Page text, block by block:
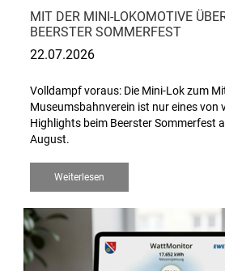
MIT DER MINI-LOKOMOTIVE
BEERSTER SOMMERFEST
22.07.2026
Volldampf voraus: Die Mini-Lok zum
Museumsbahnverein ist nur eines von
Highlights beim Beerster Sommerfest
August.
Weiterlesen